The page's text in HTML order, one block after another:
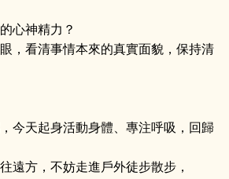
心神精力？
，看清事情本來的真實面貌，保持清
今天起身活動身體、專注呼吸，回歸
遠方，不妨走進戶外徒步散步，